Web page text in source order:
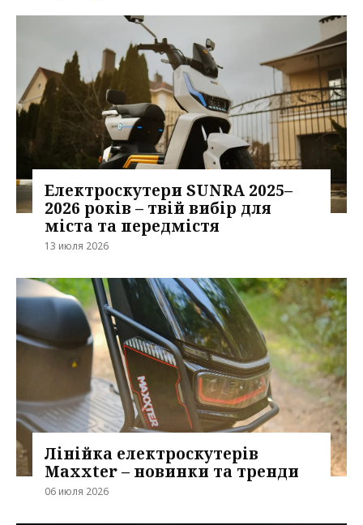
Електроскутери SUNRA 2025–
2026 років – твій вибір для
міста та передмістя
13 июля 2026
Лінійка електроскутерів
Maxxter – новинки та тренди
06 июля 2026